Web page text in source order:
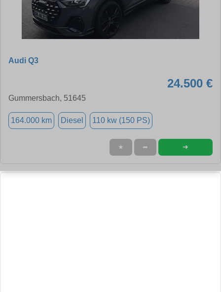
Audi Q3
24.500 €
Gummersbach, 51645
164.000 km Diesel 110 kw (150 PS)
★ ➦ ➜